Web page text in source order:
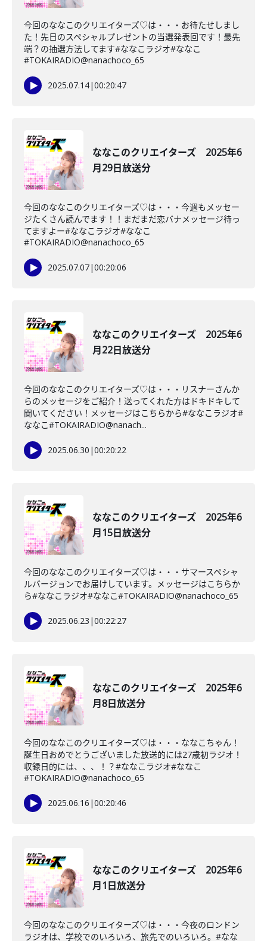
今回のななこのクリエイターズ♡は・・・お待たせしまし
た！先日のスペシャルプレゼントの当選発表回です！最先
端？の抽選方法してます#ななこラジオ#ななこ
#TOKAIRADIO@nanachoco_65
2025.07.14|00:20:47
ななこのクリエイターズ 2025年6
月29日放送分
今回のななこのクリエイターズ♡は・・・今週もメッセー
ジたくさん読んでます！！まだまだ恋バナメッセージ待っ
てますよー#ななこラジオ#ななこ
#TOKAIRADIO@nanachoco_65
2025.07.07|00:20:06
ななこのクリエイターズ 2025年6
月22日放送分
今回のななこのクリエイターズ♡は・・・リスナーさんか
らのメッセージをご紹介！送ってくれた方はドキドキして
聞いてください！メッセージはこちらから#ななこラジオ#
ななこ#TOKAIRADIO@nanach...
2025.06.30 |00:20:22
ななこのクリエイターズ 2025年6
月15日放送分
今回のななこのクリエイターズ♡は・・・サマースペシャ
ルバージョンでお届けしています。メッセージはこちらか
ら#ななこラジオ#ななこ#TOKAIRADIO@nanachoco_65
2025.06.23 |00:22:27
ななこのクリエイターズ 2025年6
月8日放送分
今回のななこのクリエイターズ♡は・・・ななこちゃん！
誕生日おめでとうございました放送的には27歳初ラジオ！
収録日的には、、、！？#ななこラジオ#ななこ
#TOKAIRADIO@nanachoco_65
2025.06.16 |00:20:46
ななこのクリエイターズ 2025年6
月1日放送分
今回のななこのクリエイターズ♡は・・・今夜のロンドン
ラジオは、学校でのいろいろ、旅先でのいろいろ。#なな